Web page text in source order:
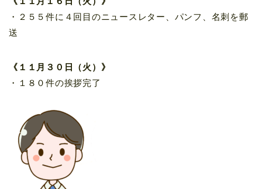
・２５５件に４回目のニュースレター、パンフ、名刺を郵
送
《１１月３０日（火）》
・１８０件の挨拶完了